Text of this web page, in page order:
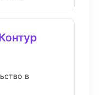
в